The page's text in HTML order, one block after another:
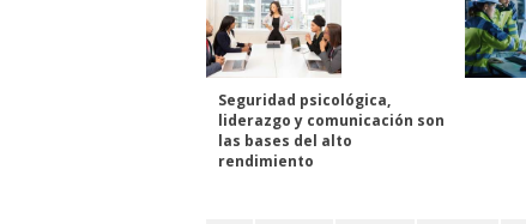
Seguridad psicológica,
liderazgo y comunicación son
las bases del alto
rendimiento